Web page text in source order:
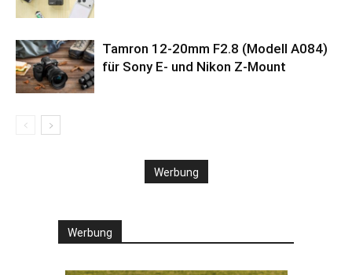
Tamron 12-20mm F2.8 (Modell A084)
für Sony E- und Nikon Z-Mount
Werbung
Werbung